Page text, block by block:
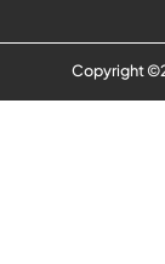
Copyright ©